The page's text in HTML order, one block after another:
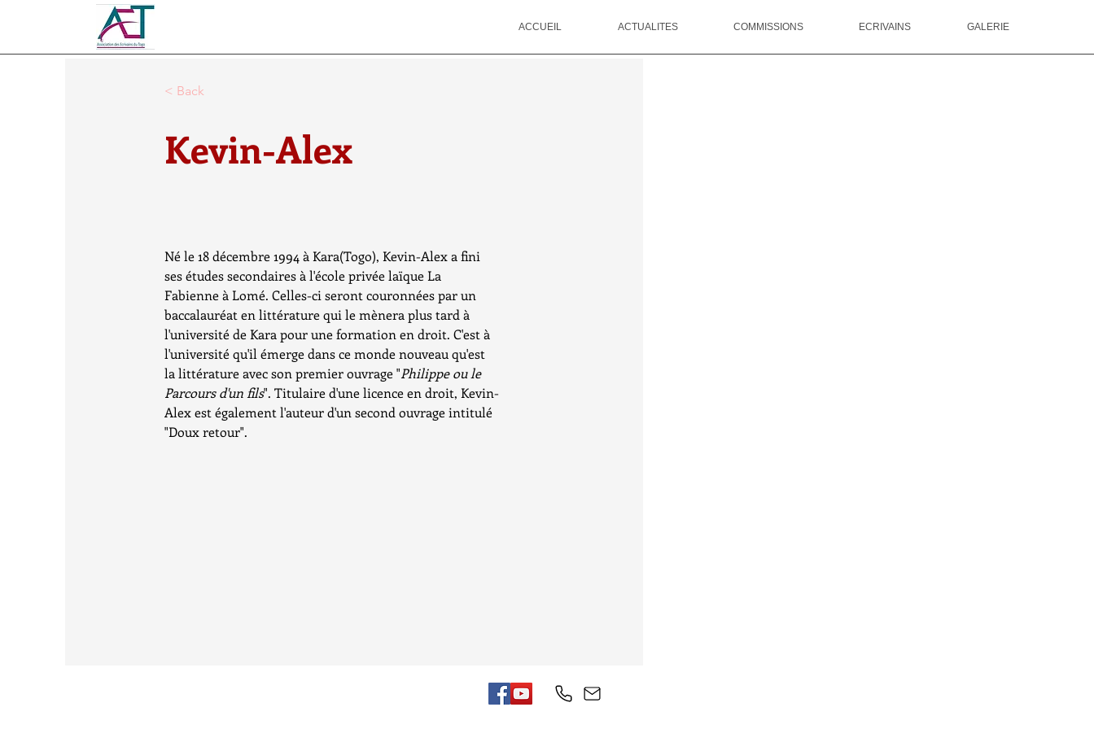
ACCUEIL ACTUALITES COMMISSIONS ECRIVAINS GALERIE
< Back
Kevin-Alex
Né le 18 décembre 1994 à Kara(Togo), Kevin-Alex a fini
ses études secondaires à l'école privée laïque La
Fabienne à Lomé. Celles-ci seront couronnées par un
baccalauréat en littérature qui le mènera plus tard à
l'université de Kara pour une formation en droit. C'est à
l'université qu'il émerge dans ce monde nouveau qu'est
la littérature avec son premier ouvrage "Philippe ou le
Parcours d'un fils". Titulaire d'une licence en droit, Kevin-
Alex est également l'auteur d'un second ouvrage intitulé
"Doux retour".